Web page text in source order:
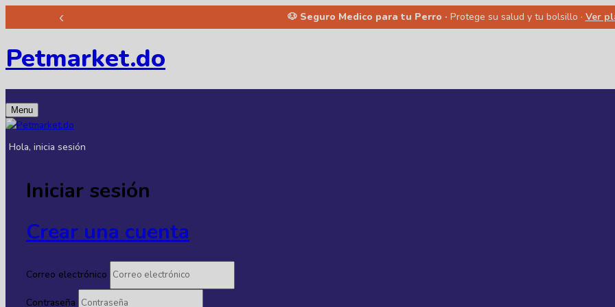
‹ 🐶 Seguro Medico para tu Perro · Protege su salud y tu bolsillo · Ver
Petmarket.do
Menu
Hola, inicia sesión
Iniciar sesión
Crear una cuenta
Correo electrónico
Contraseña